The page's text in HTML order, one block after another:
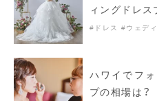
ィングドレス
#ドレス #ウェデ
ハワイでフ
プの相場は？